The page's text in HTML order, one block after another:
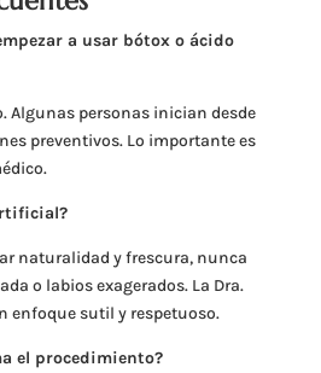
a usar bótox o ácido
Algunas personas inician desde
preventivos. Lo importante es
naturalidad y frescura, nunca
o labios exagerados. La Dra.
enfoque sutil y respetuoso.
el procedimiento?